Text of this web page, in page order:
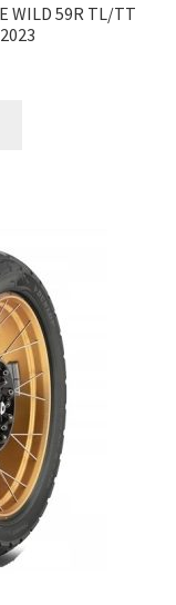
WILD 59R TL/TT